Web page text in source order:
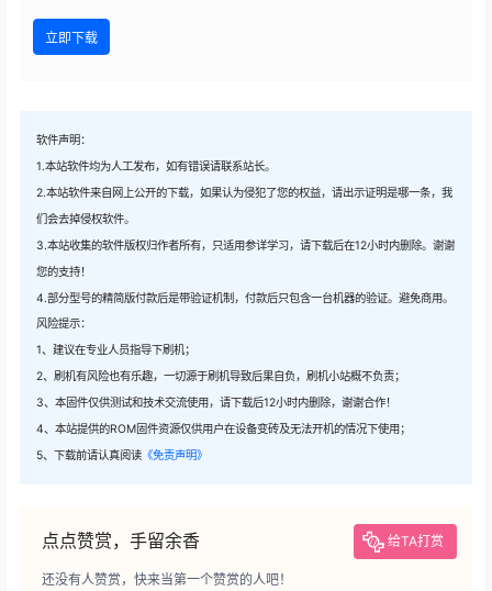
立即下载
软件声明：
1.本站软件均为人工发布，如有错误请联系站长。
2.本站软件来自网上公开的下载，如果认为侵犯了您的权益，请出示证明是哪一条，我
们会去掉侵权软件。
3.本站收集的软件版权归作者所有，只适用参详学习，请下载后在12小时内删除。谢谢
您的支持！
4.部分型号的精简版付款后是带验证机制，付款后只包含一台机器的验证。避免商用。
风险提示：
1、建议在专业人员指导下刷机；
2、刷机有风险也有乐趣，一切源于刷机导致后果自负，刷机小站概不负责；
3、本固件仅供测试和技术交流使用，请下载后12小时内删除，谢谢合作！
4、本站提供的ROM固件资源仅供用户在设备变砖及无法开机的情况下使用；
5、下载前请认真阅读 《免责声明》
点点赞赏，手留余香 给TA打赏
还没有人赞赏，快来当第一个赞赏的人吧！